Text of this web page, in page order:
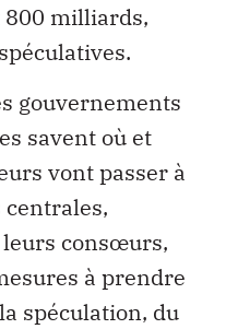
800 milliards,
gouvernements
savent où et
vont passer à
centrales,
leurs consœurs,
à prendre
spéculation, du